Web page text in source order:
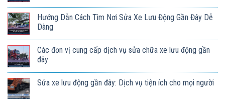
Hướng Dẫn Cách Tìm Nơi Sửa Xe Lưu Động Gần Đây Dễ
Dàng
Các đơn vị cung cấp dịch vụ sửa chữa xe lưu động gần
đây
Sửa xe lưu động gần đây: Dịch vụ tiện ích cho mọi người